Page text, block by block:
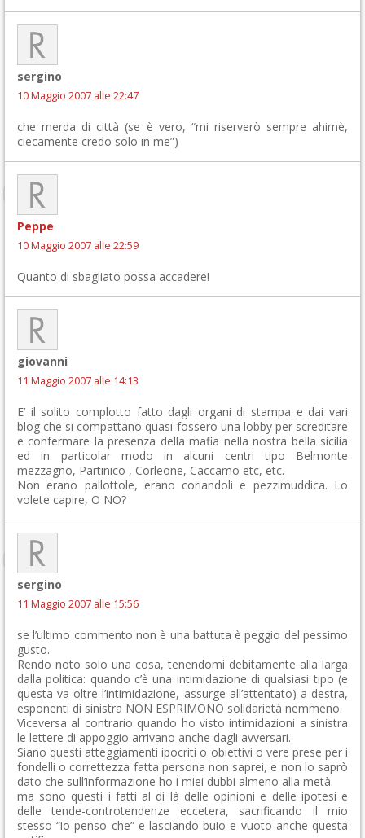
sergino
10 Maggio 2007 alle 22:47
che merda di città (se è vero, “mi riserverò sempre ahimè,
ciecamente credo solo in me”)
Peppe
10 Maggio 2007 alle 22:59
Quanto di sbagliato possa accadere!
giovanni
11 Maggio 2007 alle 14:13
E’ il solito complotto fatto dagli organi di stampa e dai vari
blog che si compattano quasi fossero una lobby per screditare
e confermare la presenza della mafia nella nostra bella sicilia
ed in particolar modo in alcuni centri tipo Belmonte
mezzagno, Partinico , Corleone, Caccamo etc, etc.
Non erano pallottole, erano coriandoli e pezzimuddica. Lo
volete capire, O NO?
sergino
11 Maggio 2007 alle 15:56
se l’ultimo commento non è una battuta è peggio del pessimo
gusto.
Rendo noto solo una cosa, tenendomi debitamente alla larga
dalla politica: quando c’è una intimidazione di qualsiasi tipo (e
questa va oltre l’intimidazione, assurge all’attentato) a destra,
esponenti di sinistra NON ESPRIMONO solidarietà nemmeno.
Viceversa al contrario quando ho visto intimidazioni a sinistra
le lettere di appoggio arrivano anche dagli avversari.
Siano questi atteggiamenti ipocriti o obiettivi o vere prese per i
fondelli o correttezza fatta persona non saprei, e non lo saprò
dato che sull’informazione ho i miei dubbi almeno alla metà.
ma sono questi i fatti al di là delle opinioni e delle ipotesi e
delle tende-controtendenze eccetera, sacrificando il mio
stesso “io penso che” e lasciando buio e vuoto anche questa